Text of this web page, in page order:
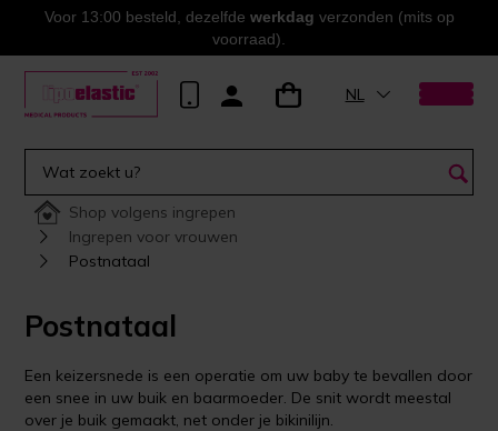
Voor 13:00 besteld, dezelfde werkdag verzonden (mits op
voorraad).
NL
Shop volgens ingrepen
Ingrepen voor vrouwen
Postnataal
Postnataal
Een keizersnede is een operatie om uw baby te bevallen door
een snee in uw buik en baarmoeder. De snit wordt meestal
over je buik gemaakt, net onder je bikinilijn.